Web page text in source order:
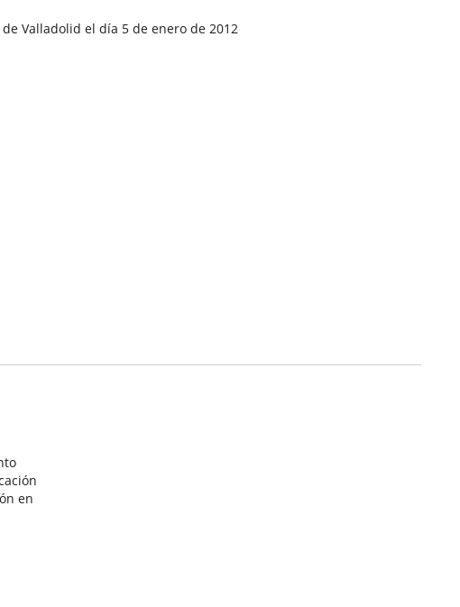
Valladolid el día 5 de enero de 2012
en